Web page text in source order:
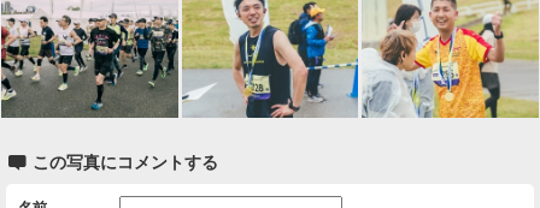
 この写真にコメントする